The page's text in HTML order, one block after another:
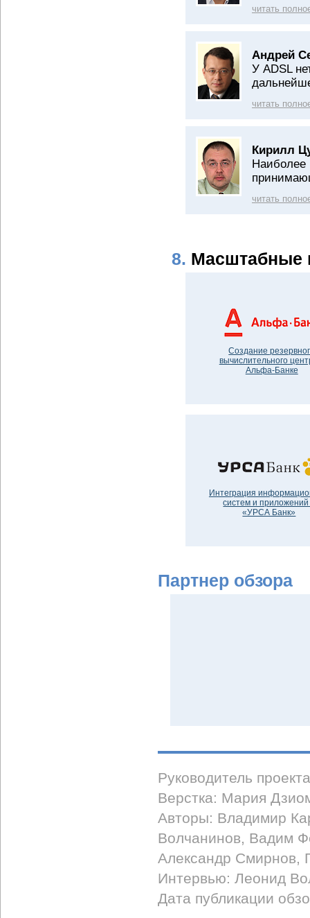
читать
Андрей
У ADSL
читать
Кирилл
Наиболее
читать
8. Масштабные
Создание
вычислительного
Альфа-Банке
Интеграция
систем и приложений
«УРСА Банк»
Партнер обзора
Руководитель
Верстка: Мария
Авторы: Владимир
Волчанинов, Вадим
Александр Смирнов,
Интервью: Леонид
Дата публикации